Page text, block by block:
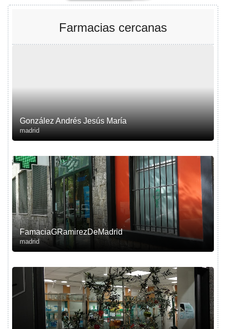
Farmacias cercanas
González Andrés Jesús María
madrid
FamaciaGRamirezDeMadrid
madrid